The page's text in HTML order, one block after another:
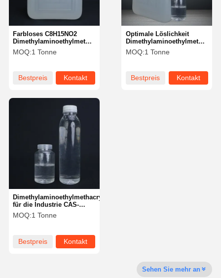
Farbloses C8H15NO2
Dimethylaminoethylmethacrylat
mit hohem Siedepunkt bei
186°C
MOQ:1 Tonne
Bestpreis Kontakt
Optimale Löslichkeit
DMAEMA mit einer
Wassermischbarkeit und
MOQ:1 Tonne
Bestpreis Kontakt
Dimethylaminoethylmethacrylat
für die Industrie CAS-
Nummer 2867-47-2
MOQ:1 Tonne
Bestpreis Kontakt
Sehen Sie mehr an